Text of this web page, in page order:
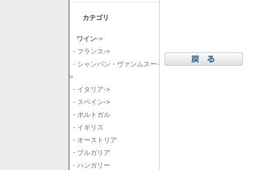
カテゴリ
ワイン->
- フランス->
- シャンパン・ヴァンムスー-
>
- イタリア->
- スペイン->
- ポルトガル
- イギリス
- オーストリア
- ブルガリア
- ハンガリー